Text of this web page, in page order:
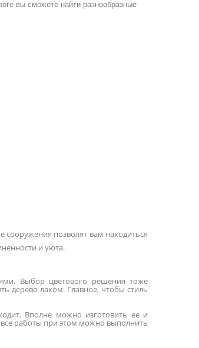
вы сможете найти разнообразные
сооружения позволят вам находиться
и уюта.
Выбор цветового решения тоже
дерево лаком. Главное, чтобы стиль
Вполне можно изготовить ее и
все работы при этом можно выполнить